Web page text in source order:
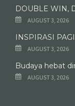
DOUBLE WIN,
AUGUST 3, 2026
INSPIRASI
AUGUST 3, 2026
Budaya hebat
AUGUST 3, 2026